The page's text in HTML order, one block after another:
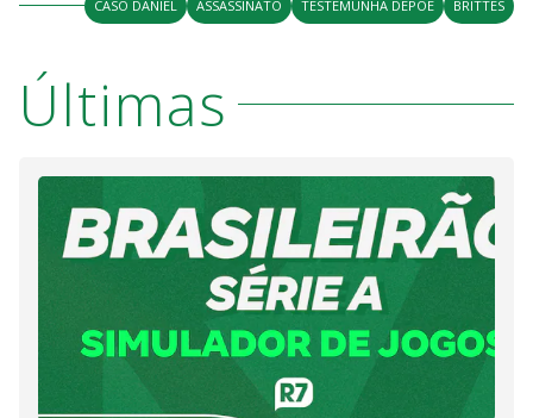
CASO DANIEL ASSASSINATO TESTEMUNHA DEPÕE BRITTES
Últimas